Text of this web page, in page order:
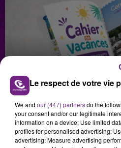
GAGNEZ VOS
CONCERTS DE FOIRE
Le respect de votre vie
We and our (447) partnersdo the
your consent and/or our legitimate
information on a device; Use limited
profiles for personalised advertising;
advertising; Measure advertising